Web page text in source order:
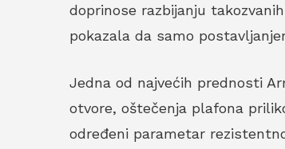
doprinose razbijanju
pokazala da samo
Jedna od najvećih prednosti
otvore, oštečenja plafona
određeni parametar